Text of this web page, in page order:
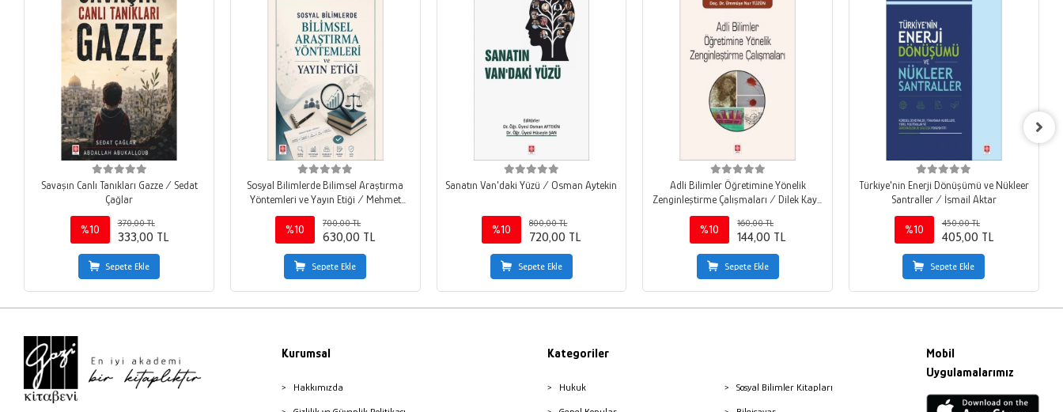
Savaşın Canlı Tanıkları Gazze / Sedat
Çağlar
%10
370,00 TL
333,00 TL
Sepete Ekle
Sosyal Bilimlerde Bilimsel Araştırma
Yöntemleri ve Yayın Etiği / Mehmet
Marangoz
%10
700,00 TL
630,00 TL
Sepete Ekle
Sanatın Van'daki Yüzü / Osman Aytekin
%10
800,00 TL
720,00 TL
Sepete Ekle
Adli Bilimler Öğretimine Yönelik
Zenginleştirme Çalışmaları / Dilek Kaya
Akyüzlü
%10
160,00 TL
144,00 TL
Sepete Ekle
Türkiye'nin Enerji Dönüşümü ve Nükleer
Santraller / İsmail Aktar
%10
450,00 TL
405,00 TL
Sepete Ekle
Kurumsal
Hakkımızda
Kategoriler
Hukuk Sosyal Bilimler Kitapları
Mobil
Uygulamalarımız